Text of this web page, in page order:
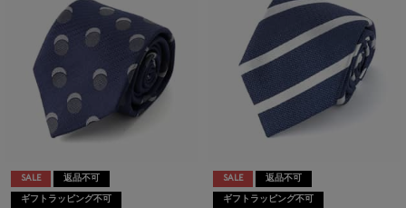
SALE 返品不可
ギフトラッピング不可
SALE 返品不可
ギフトラッピング不可